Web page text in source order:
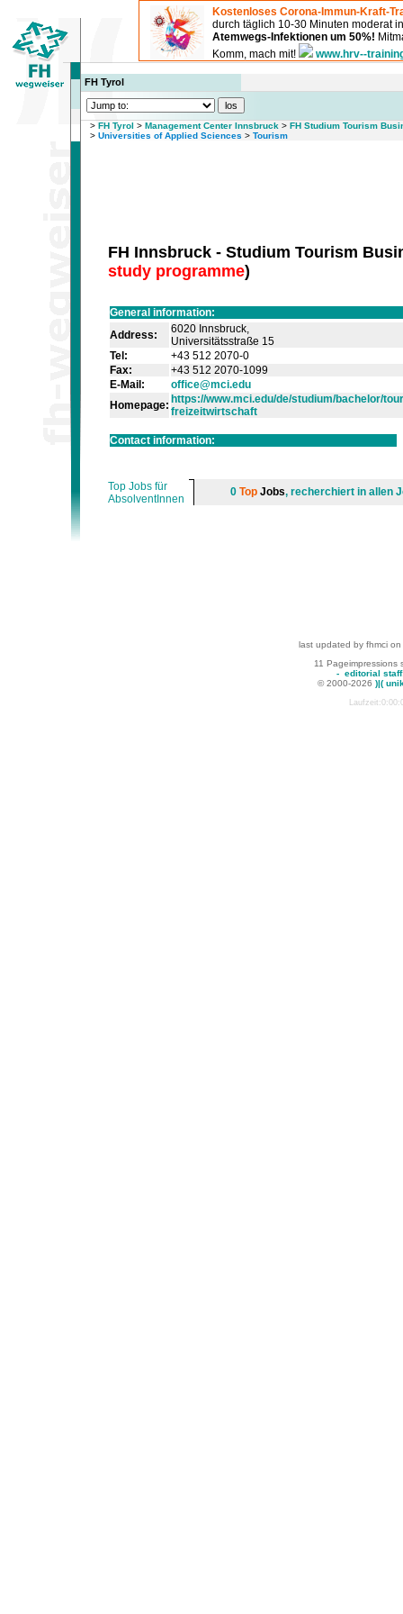
Kostenloses Corona-Immun-Kraft-
durch täglich 10-30 Minuten moderat
Atemwegs-Infektionen um 50%!
Komm, mach mit!
www.hrv--
FH Tyrol
> FH Tyrol > Management Center Innsbruck > FH Studium Tourism
> Universities of Applied Sciences > Tourism
FH Innsbruck - Studium Tourism
study programme)
General information:
Address:
6020 Innsbruck,
Universitätsstraße 15
Tel:
+43 512 2070-0
Fax:
+43 512 2070-1099
E-Mail:
office@mci.edu
Homepage: https://www.mci.edu/de/studium/bachelor/
freizeitwirtschaft
Contact information:
Top Jobs für
AbsolventInnen
0 TopJobs, recherchiert in allen
last updated by fhmci
11 Pageimpressions
- editorial staff
© 2000-2026 )|(